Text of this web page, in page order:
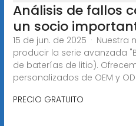
Análisis de fallos
un socio
15 de jun. de 2025 ·
producir la serie avanzada
de baterías de litio).
personalizados de OEM y
PRECIO GRATUITO